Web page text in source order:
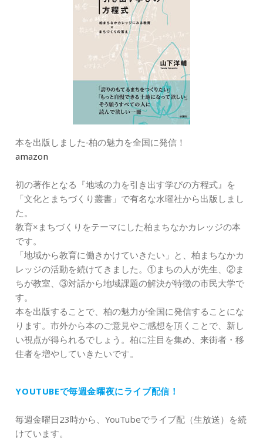
本を出版しました‐柏の魅力を全国に発信！
amazon
初の著作となる『地域の力を引き出す学びの方程式』を
「文化とまちづくり叢書」で有名な水曜社から出版しまし
た。
教育×まちづくりをテーマにした柏まちなかカレッジの本
です。
「地域から教育に働きかけていきたい」と、柏まちなかカ
レッジの活動を続けてきました。①まちの人が先生、②ま
ちが教室、③対話から地域課題の解決が特徴の市民大学で
す。
本を出版することで、柏の魅力が全国に発信することにな
ります。市外から本のご意見やご感想を頂くことで、新し
い視点が得られるでしょう。柏に注目を集め、来街者・移
住者を増やしていきたいです。
YOUTUBEで毎週金曜夜にライブ配信！
毎週金曜日23時から、YouTubeでライブ配（生放送）を続
けています。